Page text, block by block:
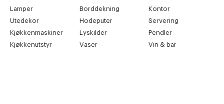
Lamper
Borddekning
Kontor
Utedekor
Hodeputer
Servering
Kjøkkenmaskiner
Lyskilder
Pendler
Kjøkkenutstyr
Vaser Vin & bar